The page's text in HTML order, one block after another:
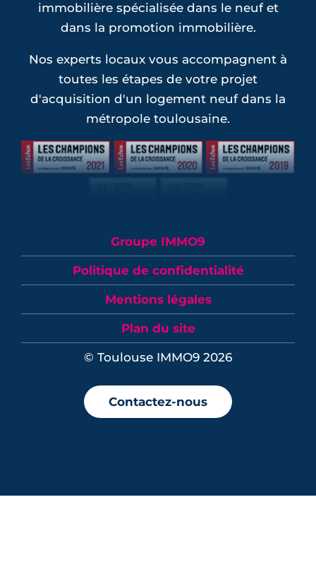
immobilière spécialisée dans le neuf et
dans la promotion immobilière.
Nos experts locaux vous accompagnent à
toutes les étapes de votre projet
d'acquisition d'un logement neuf dans la
métropole toulousaine.
Groupe IMMO9
Politique de confidentialité
Mentions légales
Plan du site
© Toulouse IMMO9 2026
Contactez-nous